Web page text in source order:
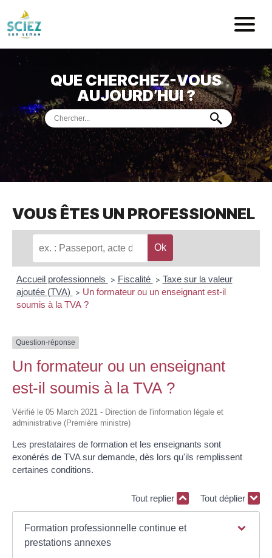
Mairie de
ACCUEIL
VOTREMAIRIE
VIEPRATIQUE
DÉMARCHES & SERVICES
PORTDE PLAISANCE
MUSÉEDE PRÉHISTOIRE
QUE CHERCHEZ-VOUS
AUJOURD’HUI ?
VOUS ÊTES UN PROFESSIONNEL
Accueil professionnels > Fiscalité > Taxe sur la valeur
ajoutée (TVA)
> Un formateur ou un enseignant est-il
soumis à la TVA ?
Question-réponse
Un formateur ou un enseignant
est-il soumis à la TVA ?
Vérifié le 05 March 2021 - Direction de l'information légale et
administrative (Première ministre)
Les prestataires de formation et les enseignants sont
exonérés de TVA sur demande, dès lors qu'ils remplissent
certaines conditions.
Tout replier Tout déplier
Formation professionnelle continue et
prestations annexes